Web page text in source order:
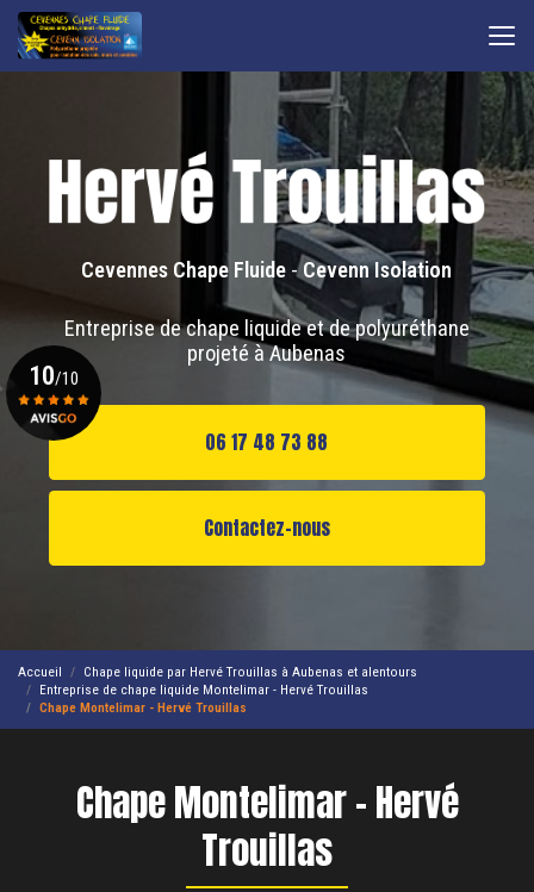
Aller
contenu
Cevennes Chape Fluide -Cevenn Isolation
Entreprise de chape liquide et de polyuréthane
projeté à Aubenas
06 17 48 73 88
Contactez-nous
10/10
Accueil
Chape liquide par Hervé Trouillas à Aubenas et alentours
Entreprise de chape liquide Montelimar - Hervé Trouillas
Chape Montelimar - Hervé Trouillas
Chape Montelimar - Hervé
Trouillas